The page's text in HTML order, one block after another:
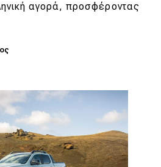
αγορά, προσφέροντας